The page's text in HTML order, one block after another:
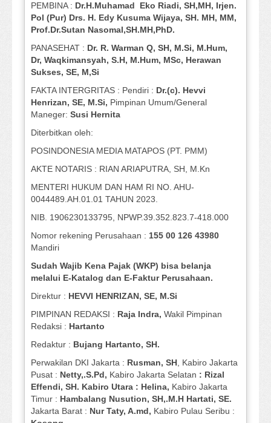
PEMBINA : Dr.H.Muhamad Eko Riadi, SH,MH, Irjen.
Pol (Pur) Drs. H. Edy Kusuma Wijaya, SH. MH, MM,
Prof.Dr.Sutan Nasomal,SH.MH,PhD.
PANASEHAT : Dr. R. Warman Q, SH, M.Si, M.Hum,
Dr, Waqkimansyah, S.H, M.Hum, MSc, Herawan
Sukses, SE, M,Si
FAKTA INTERGRITAS : Pendiri : Dr.(c). Hevvi
Henrizan, SE, M.Si, Pimpinan Umum/General
Maneger: Susi Hernita
Diterbitkan oleh:
POSINDONESIA MEDIA MATAPOS (PT. PMM)
AKTE NOTARIS : RIAN ARIAPUTRA, SH, M.Kn
MENTERI HUKUM DAN HAM RI NO. AHU-
0044489.AH.01.01 TAHUN 2023.
NIB. 1906230133795, NPWP.39.352.823.7-418.000
Nomor rekening Perusahaan : 155 00 126 43980
Mandiri
Sudah Wajib Kena Pajak (WKP) bisa belanja
melalui E-Katalog dan E-Faktur Perusahaan.
Direktur : HEVVI HENRIZAN, SE, M.Si
PIMPINAN REDAKSI : Raja Indra, Wakil Pimpinan
Redaksi : Hartanto
Redaktur : Bujang Hartanto, SH.
Perwakilan DKI Jakarta : Rusman, SH, Kabiro Jakarta
Pusat : Netty,.S.Pd, Kabiro Jakarta Selatan : Rizal
Effendi, SH. Kabiro Utara : Helina, Kabiro Jakarta
Timur : Hambalang Nusution, SH,.M.H Hartati, SE.
Jakarta Barat : Nur Taty, A.md, Kabiro Pulau Seribu :